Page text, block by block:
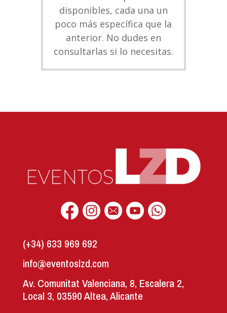
disponibles, cada una un
poco más específica que la
anterior. No dudes en
consultarlas si lo necesitas.
(+34) 633 969 692
info@eventoslzd.com
Av. Comunitat Valenciana, 8, Escalera 2,
Local 3, 03590 Altea, Alicante